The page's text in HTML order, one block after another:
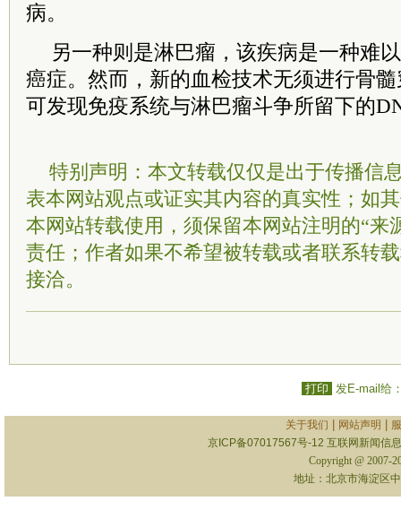
病。
另一种则是淋巴瘤，该疾病是一种难
癌症。然而，新的血检技术无须进行骨
可发现免疫系统与淋巴瘤斗争所留下的
特别声明：本文转载仅仅是出于传播信
表本网站观点或证实其内容的真实性；如
本网站转载使用，须保留本网站注明的“来
责任；作者如果不希望被转载或者联系转
接洽。
打印 发E-mail给
关于我们 网站声明
京ICP备07017567号-12 互联网新闻信
Copyright @ 2007-
地址：北京市海淀区